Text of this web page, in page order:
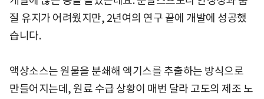
질 유지가 어려웠지만, 2년여의 연구 끝에 개발에 성공했
습니다.
액상소스는 원물을 분쇄해 엑기스를 추출하는 방식으로
만들어지는데, 원료 수급 상황이 매번 달라 고도의 제조 노